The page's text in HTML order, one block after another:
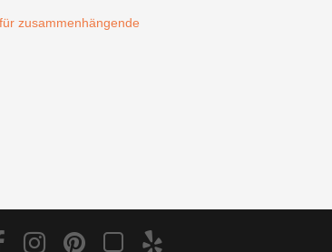
zusammenhängende